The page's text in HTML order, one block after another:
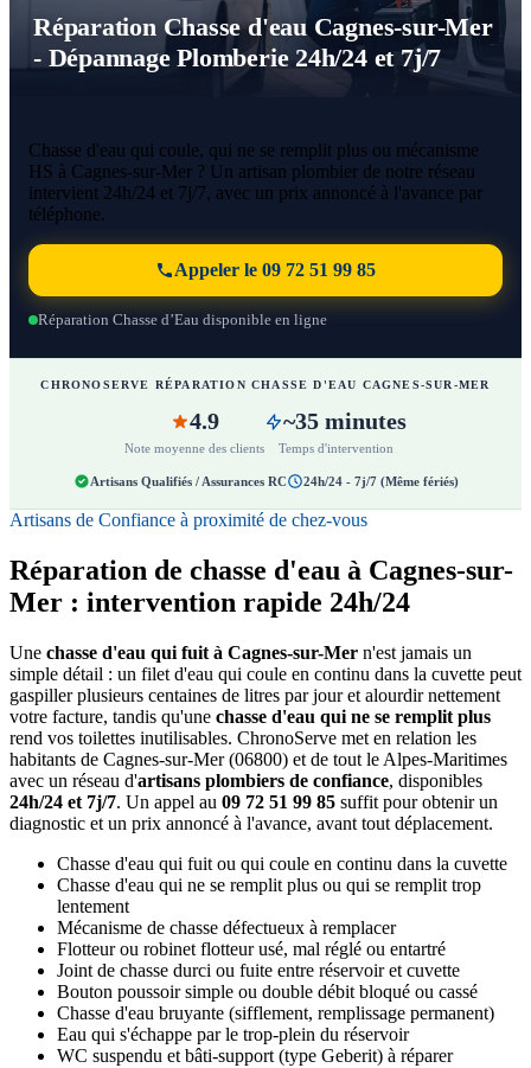
Réparation Chasse d'eau Cagnes-sur-Mer
- Dépannage Plomberie 24h/24 et 7j/7
Chasse d'eau qui coule, qui ne se remplit plus ou mécanisme
HS à Cagnes-sur-Mer ? Un artisan plombier de notre réseau
intervient 24h/24 et 7j/7, avec un prix annoncé à l'avance par
téléphone.
Appeler le 09 72 51 99 85
Réparation Chasse d’Eau disponible en ligne
CHRONOSERVE RÉPARATION CHASSE D'EAU CAGNES-SUR-MER
4.9
Note moyenne des clients
~35 minutes
Temps d'intervention
Artisans Qualifiés / Assurances RC 24h/24 - 7j/7 (Même fériés)
Artisans de Confiance à proximité de chez-vous
Réparation de chasse d'eau à Cagnes-sur-
Mer : intervention rapide 24h/24
Une chasse d'eau qui fuit à Cagnes-sur-Mer n'est jamais un
simple détail : un filet d'eau qui coule en continu dans la cuvette peut
gaspiller plusieurs centaines de litres par jour et alourdir nettement
votre facture, tandis qu'une chasse d'eau qui ne se remplit plus
rend vos toilettes inutilisables. ChronoServe met en relation les
habitants de Cagnes-sur-Mer (06800) et de tout le Alpes-Maritimes
avec un réseau d'artisans plombiers de confiance, disponibles
24h/24 et 7j/7. Un appel au 09 72 51 99 85 suffit pour obtenir un
diagnostic et un prix annoncé à l'avance, avant tout déplacement.
Chasse d'eau qui fuit ou qui coule en continu dans la cuvette
Chasse d'eau qui ne se remplit plus ou qui se remplit trop
lentement
Mécanisme de chasse défectueux à remplacer
Flotteur ou robinet flotteur usé, mal réglé ou entartré
Joint de chasse durci ou fuite entre réservoir et cuvette
Bouton poussoir simple ou double débit bloqué ou cassé
Chasse d'eau bruyante (sifflement, remplissage permanent)
Eau qui s'échappe par le trop-plein du réservoir
WC suspendu et bâti-support (type Geberit) à réparer